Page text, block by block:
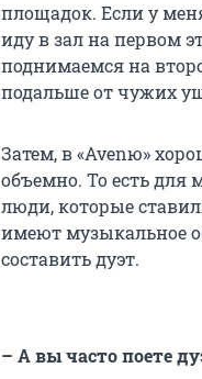
площадок. Если у
иду в зал на первом
поднимаемся на
подальше от чужих
Затем, в «Avenю»
объемно. То есть для
люди, которые
имеют музыкальное
составить дуэт.
– А вы часто поете